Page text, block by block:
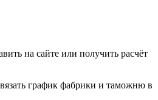
на сайте или получить расчёт
график фабрики и таможню в